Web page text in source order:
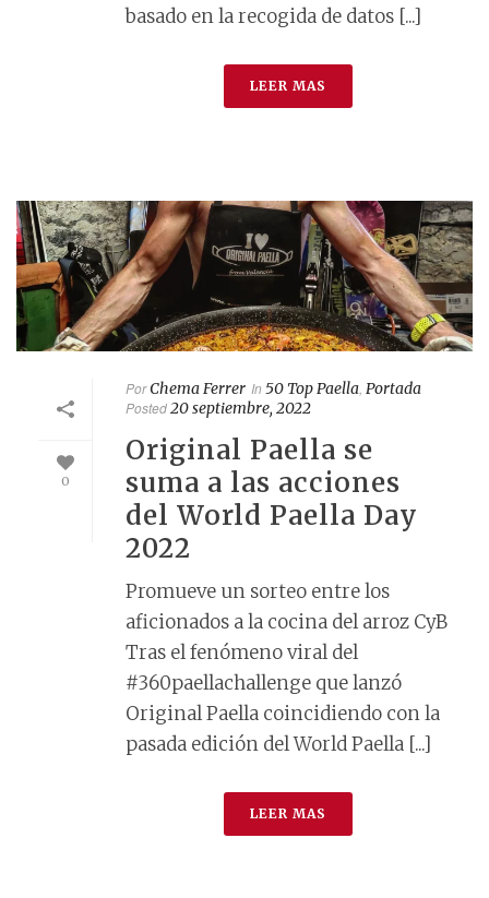
basado en la recogida de datos [...]
LEER MAS
0
PorChema Ferrer In 50 Top Paella Portada
Posted20 septiembre, 2022
Original Paella se
suma a las acciones
del World Paella Day
2022
Promueve un sorteo entre los
aficionados a la cocina del arroz CyB
Tras el fenómeno viral del
#360paellachallenge que lanzó
Original Paella coincidiendo con la
pasada edición del World Paella [...]
LEER MAS